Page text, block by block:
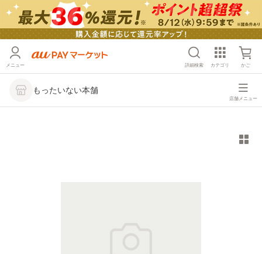
メニュー 詳細検索 カテゴリ かご
もったいない本舗
店舗メニュー